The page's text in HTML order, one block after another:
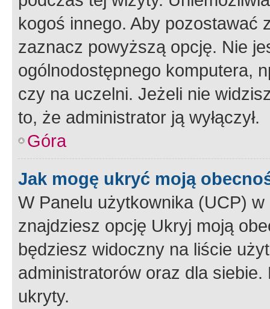
kogoś innego. Aby pozostawać
zaznacz powyższą opcję. Nie
ogólnodostępnego komputera,
czy na uczelni. Jeżeli nie
to, że administrator ją wyłączył.
Góra
Jak mogę ukryć moją
W Panelu użytkownika (UCP) w
znajdziesz opcję Ukryj moją
będziesz widoczny na liście
administratorów oraz dla
ukryty.